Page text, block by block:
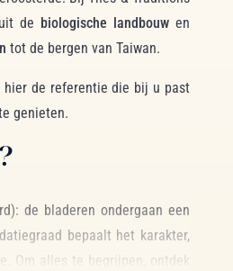
de biologische landbouwen
tot de bergen van Taiwan.
hier de referentie die bij u past
genieten.
de bladeren ondergaan een
bepaalt het karakter,
Om alles te begrijpen, ontdek